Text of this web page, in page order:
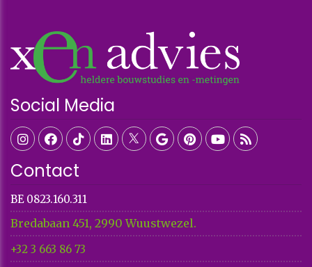
Social Media
Contact
BE 0823.160.311
Bredabaan 451, 2990 Wuustwezel.
+32 3 663 86 73​​​​​​​